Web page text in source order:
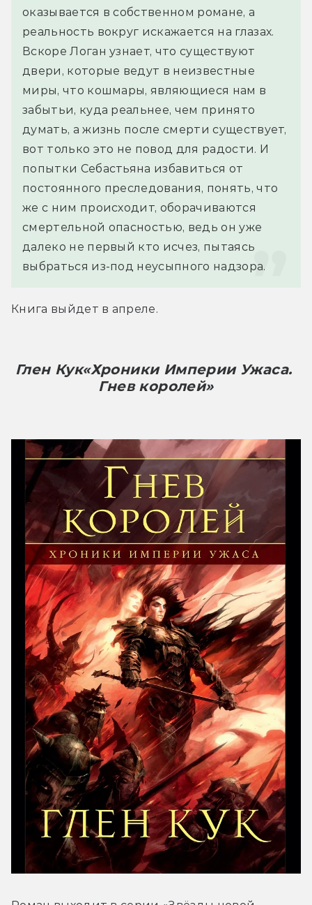
оказывается в собственном романе, а
реальность вокруг искажается на глазах.
Вскоре Логан узнает, что существуют
двери, которые ведут в неизвестные
миры, что кошмары, являющиеся нам в
забытьи, куда реальнее, чем принято
думать, а жизнь после смерти существует,
вот только это не повод для радости. И
попытки Себастьяна избавиться от
постоянного преследования, понять, что
же с ним происходит, оборачиваются
смертельной опасностью, ведь он уже
далеко не первый кто исчез, пытаясь
выбраться из-под неусыпного надзора.
Книга выйдет в апреле.
Глен Кук«Хроники Империи Ужаса.
Гнев королей»